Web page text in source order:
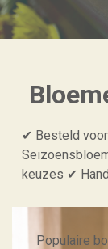
✔ Besteld
keuzes ✔
Populaire